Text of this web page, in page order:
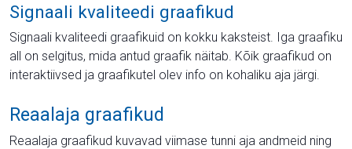
Signaali kvaliteedi graafikud
Signaali kvaliteedi graafikuid on kokku kaksteist. Iga graafiku
all on selgitus, mida antud graafik näitab. Kõik graafikud on
interaktiivsed ja graafikutel olev info on kohaliku aja järgi.
Reaalaja graafikud
Reaalaja graafikud kuvavad viimase tunni aja andmeid ning